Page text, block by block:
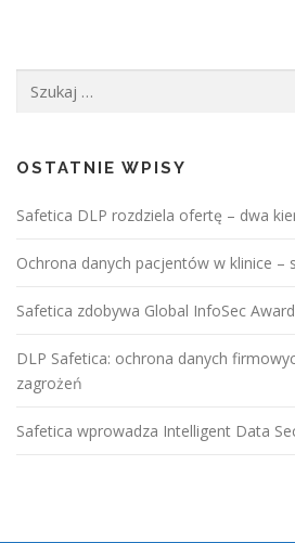
OSTATNIE WPISY
Safetica DLP rozdziela ofertę – dwa
Ochrona danych pacjentów w klinice –
Safetica zdobywa Global InfoSec
DLP Safetica: ochrona danych
zagrożeń
Safetica wprowadza Intelligent Data